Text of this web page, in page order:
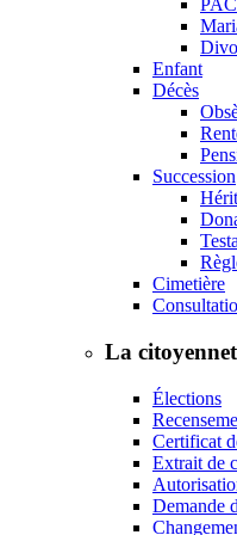
Enfant
Décès
Succession
Cimetière
La
Élections
Certificat
Extrait de
Demande